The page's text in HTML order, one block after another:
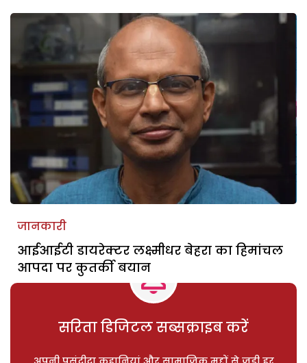
जानकारी
आईआईटी डायरेक्टर लक्ष्मीधर बेहरा का हिमांचल
आपदा पर कुतर्की बयान
सरिता डिजिटल सब्सक्राइब करें